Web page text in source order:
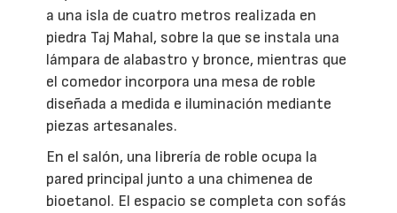
a una isla de cuatro metros realizada en
piedra Taj Mahal, sobre la que se instala una
lámpara de alabastro y bronce, mientras que
el comedor incorpora una mesa de roble
diseñada a medida e iluminación mediante
piezas artesanales.
En el salón, una librería de roble ocupa la
pared principal junto a una chimenea de
bioetanol. El espacio se completa con sofás